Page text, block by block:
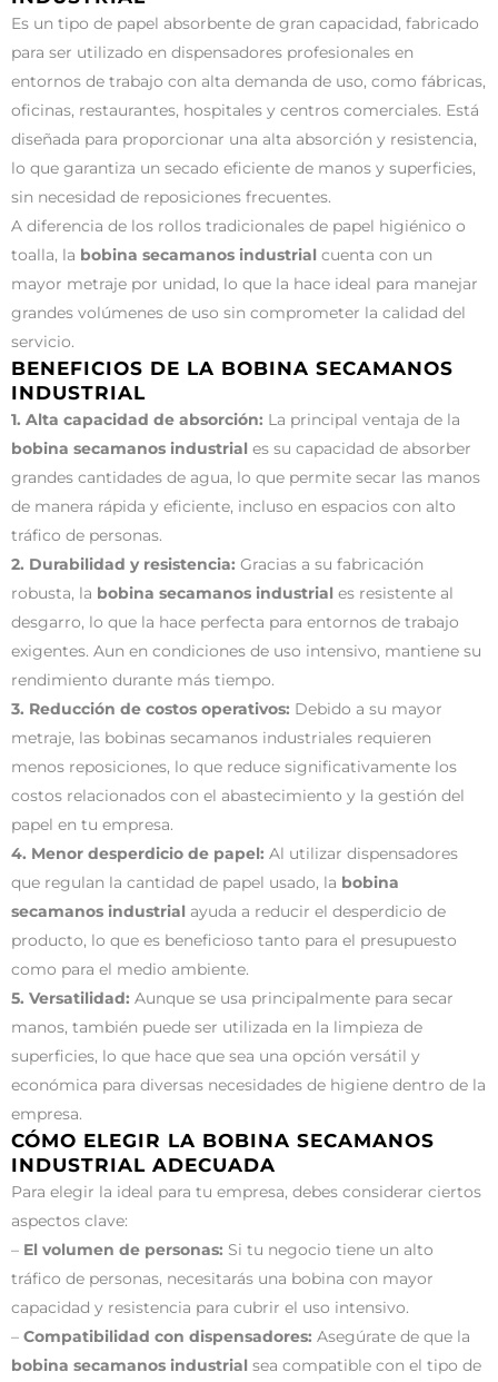
Es un tipo de papel absorbente de gran capacidad, fabricado
para ser utilizado en dispensadores profesionales en
entornos de trabajo con alta demanda de uso, como fábricas,
oficinas, restaurantes, hospitales y centros comerciales. Está
diseñada para proporcionar una alta absorción y resistencia,
lo que garantiza un secado eficiente de manos y superficies,
sin necesidad de reposiciones frecuentes.
A diferencia de los rollos tradicionales de papel higiénico o
toalla, la bobina secamanos industrial cuenta con un
mayor metraje por unidad, lo que la hace ideal para manejar
grandes volúmenes de uso sin comprometer la calidad del
servicio.
BENEFICIOS DE LA BOBINA SECAMANOS
INDUSTRIAL
1. Alta capacidad de absorción: La principal ventaja de la
bobina secamanos industrial es su capacidad de absorber
grandes cantidades de agua, lo que permite secar las manos
de manera rápida y eficiente, incluso en espacios con alto
tráfico de personas.
2. Durabilidad y resistencia: Gracias a su fabricación
robusta, la bobina secamanos industrial es resistente al
desgarro, lo que la hace perfecta para entornos de trabajo
exigentes. Aun en condiciones de uso intensivo, mantiene su
rendimiento durante más tiempo.
3. Reducción de costos operativos: Debido a su mayor
metraje, las bobinas secamanos industriales requieren
menos reposiciones, lo que reduce significativamente los
costos relacionados con el abastecimiento y la gestión del
papel en tu empresa.
4. Menor desperdicio de papel: Al utilizar dispensadores
que regulan la cantidad de papel usado, la bobina
secamanos industrial ayuda a reducir el desperdicio de
producto, lo que es beneficioso tanto para el presupuesto
como para el medio ambiente.
5. Versatilidad: Aunque se usa principalmente para secar
manos, también puede ser utilizada en la limpieza de
superficies, lo que hace que sea una opción versátil y
económica para diversas necesidades de higiene dentro de la
empresa.
CÓMO ELEGIR LA BOBINA SECAMANOS
INDUSTRIAL ADECUADA
Para elegir la ideal para tu empresa, debes considerar ciertos
aspectos clave:
– El volumen de personas: Si tu negocio tiene un alto
tráfico de personas, necesitarás una bobina con mayor
capacidad y resistencia para cubrir el uso intensivo.
– Compatibilidad con dispensadores: Asegúrate de que la
bobina secamanos industrial sea compatible con el tipo de